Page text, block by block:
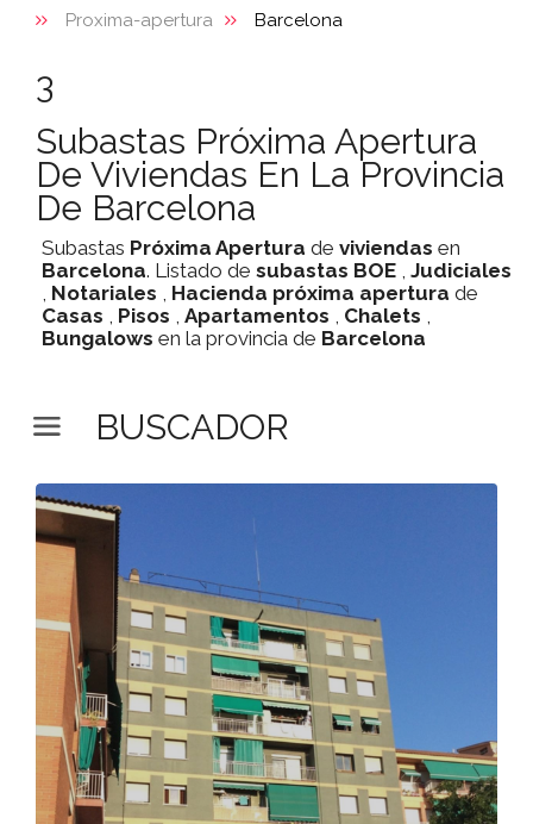
Proxima-apertura
Barcelona
3
Subastas Próxima Apertura
De Viviendas En La Provincia
De Barcelona
Subastas Próxima Apertura de viviendas en
Barcelona. Listado de subastas BOE , Judiciales
, Notariales , Hacienda próxima apertura de
Casas , Pisos , Apartamentos , Chalets ,
Bungalows en la provincia de Barcelona
BUSCADOR